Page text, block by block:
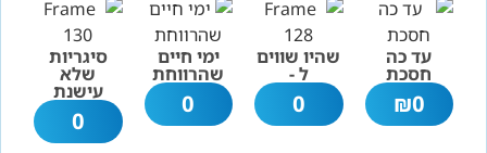
עד כה
חסכת
0
₪
שהיו שווים
ל -
0
ימי חיים
שהרווחת
0
סיגריות
שלא
עישנת
0